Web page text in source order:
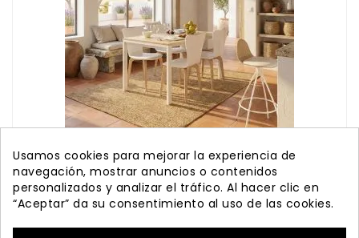
Txindoki 140x80
Mesa Txindoki 140x80 cm extensible cocina y
Usamos cookies para mejorar la experiencia de
navegación, mostrar anuncios o contenidos
personalizados y analizar el tráfico. Al hacer clic en
“Aceptar” da su consentimiento al uso de las cookies.